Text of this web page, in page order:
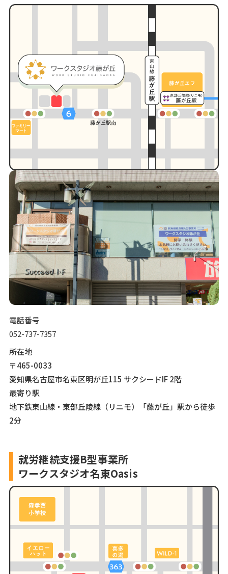
電話番号
052-737-7357
所在地
〒465-0033
愛知県名古屋市名東区明が丘115 サクシードIF 2階
最寄り駅
地下鉄東山線・東部丘陵線（リニモ）「藤が丘」駅から徒歩
2分
就労継続支援B型事業所
ワークスタジオ名東Oasis